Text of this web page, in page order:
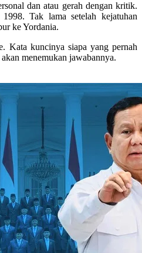
dan atau gerah dengan kritik.
Tak lama setelah kejatuhan
ke Yordania.
Kata kuncinya siapa yang pernah
menemukan jawabannya.